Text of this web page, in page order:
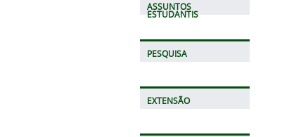
ASSUNTOS
ESTUDANTIS
PESQUISA
EXTENSÃO